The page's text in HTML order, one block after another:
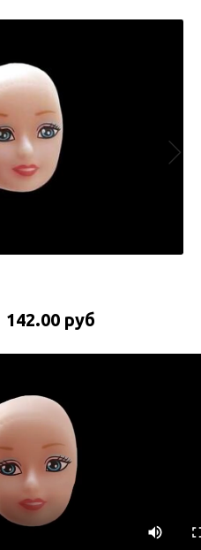
142.00 руб